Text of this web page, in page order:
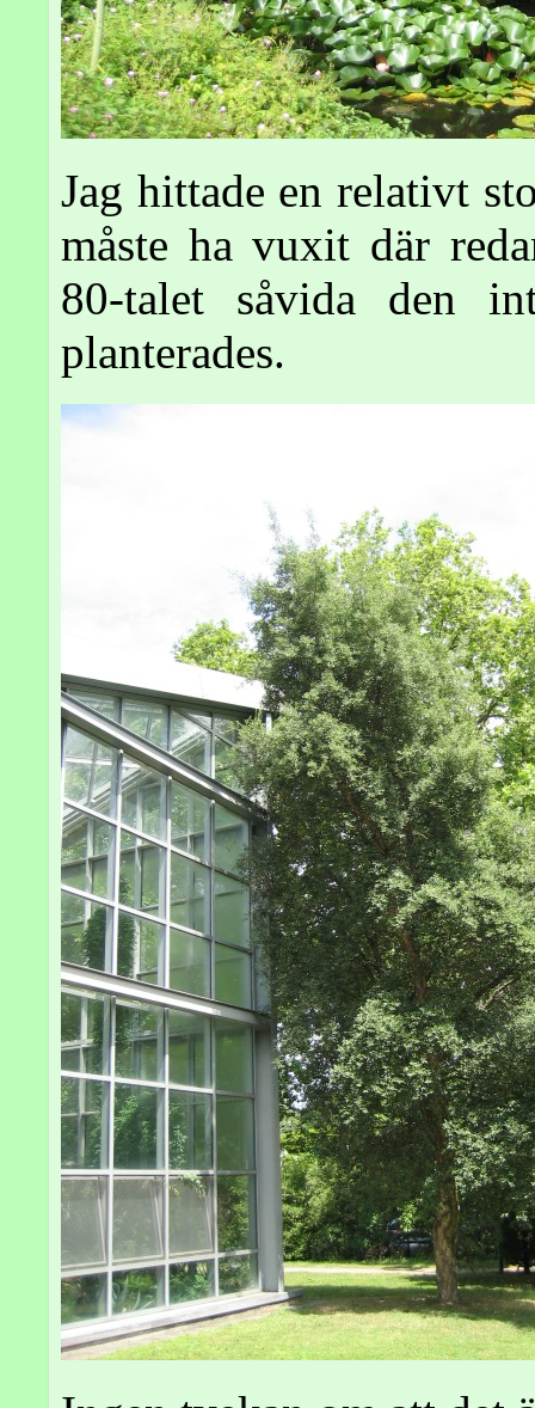
Jag hittade en relativt
måste ha vuxit där
80-talet såvida den
planterades.